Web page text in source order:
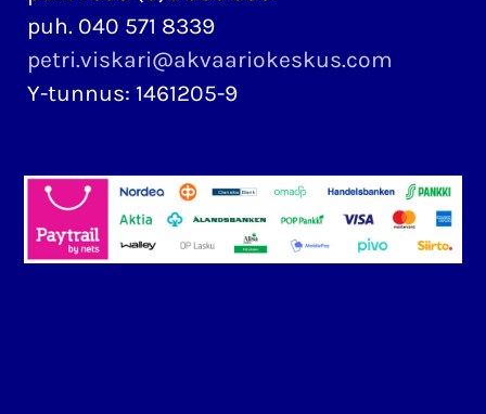
puh. 040 571 8339
petri.viskari@akvaariokeskus.com
Y-tunnus: 1461205-9